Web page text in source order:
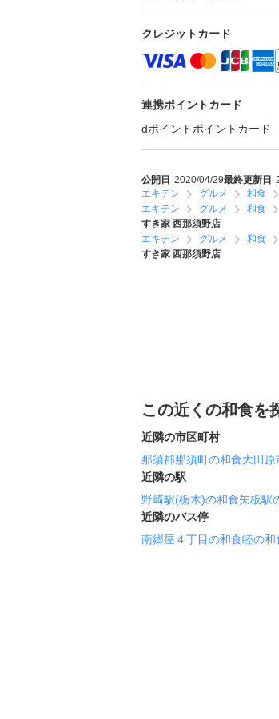
クレジットカード
連携ポイントカード
dポイント ポイントカード
公開日 2020/04/29最終更新日
エキテン
グルメ 和食
エキテン
グルメ 和食
すき家 西那須野店
エキテン
グルメ 和食
すき家 西那須野店
この近くの和食を
近隣の市区町村
那須郡那須町の和食大田原
近隣の駅
野崎駅(栃木)の和食矢板駅
近隣のバス停
南郷屋４丁目の和食睦の和